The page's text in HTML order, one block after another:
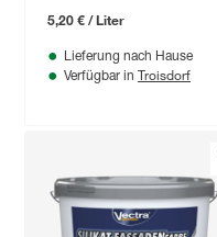
5,20 € / Liter
Lieferung nach Hause
Verfügbar in Troisdorf